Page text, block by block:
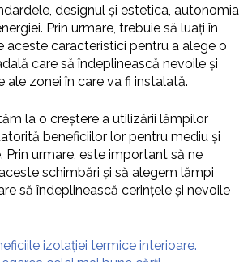
designul și estetica, autonomia
Prin urmare, trebuie să luați în
aceste caracteristici pentru a alege o
care să îndeplinească nevoile și
ale zonei în care va fi instalată.
la o creștere a utilizării lămpilor
beneficiilor lor pentru mediu și
Prin urmare, este important să ne
schimbări și să alegem lămpi
să îndeplinească cerințele și nevoile
izolației termice interioare.